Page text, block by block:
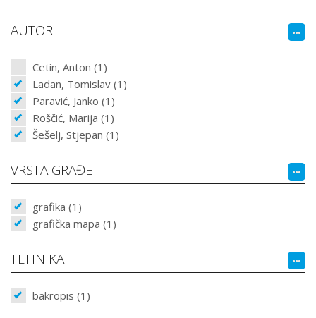
AUTOR
Cetin, Anton (1)
Ladan, Tomislav (1)
Paravić, Janko (1)
Roščić, Marija (1)
Šešelj, Stjepan (1)
VRSTA GRAĐE
grafika (1)
grafička mapa (1)
TEHNIKA
bakropis (1)